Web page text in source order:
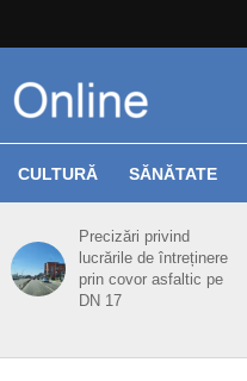
CULTURĂ SĂNĂTATE
Precizări privind
lucrările de întreținere
prin covor asfaltic pe
DN 17